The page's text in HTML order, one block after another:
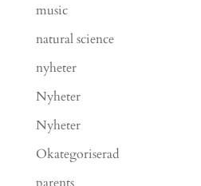
music
natural science
nyheter
Nyheter
Nyheter
Okategoriserad